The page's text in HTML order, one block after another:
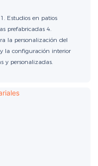
Estudios en patios
prefabricadas 4.
la personalización del
la configuración interior
y personalizadas.